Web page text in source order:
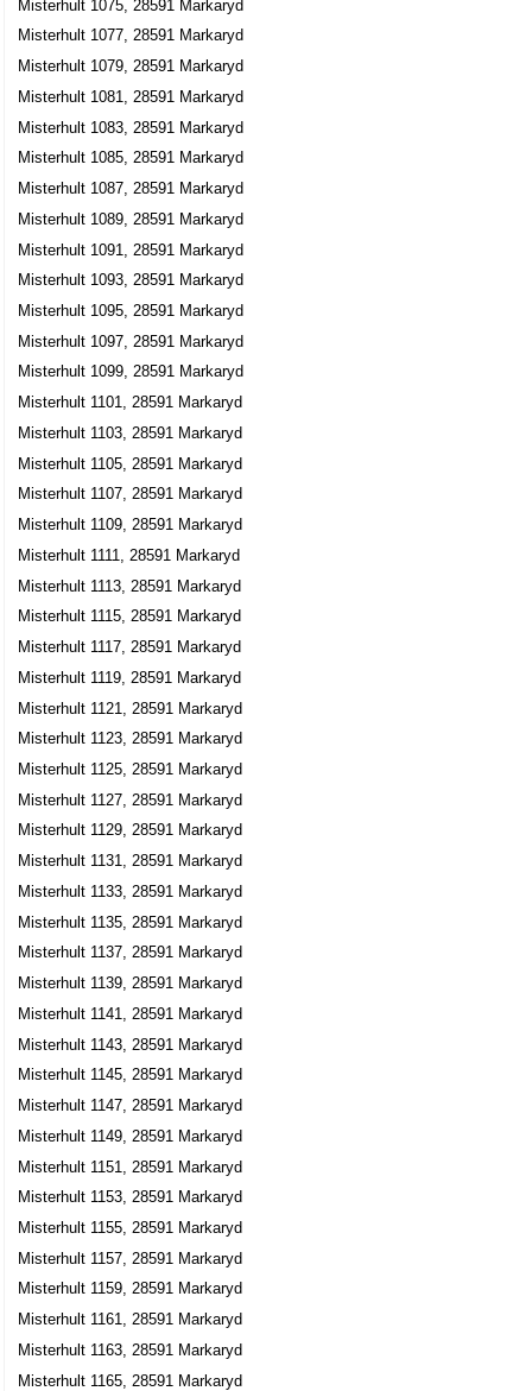
Misterhult 1075, 28591 Markaryd
Misterhult 1077, 28591 Markaryd
Misterhult 1079, 28591 Markaryd
Misterhult 1081, 28591 Markaryd
Misterhult 1083, 28591 Markaryd
Misterhult 1085, 28591 Markaryd
Misterhult 1087, 28591 Markaryd
Misterhult 1089, 28591 Markaryd
Misterhult 1091, 28591 Markaryd
Misterhult 1093, 28591 Markaryd
Misterhult 1095, 28591 Markaryd
Misterhult 1097, 28591 Markaryd
Misterhult 1099, 28591 Markaryd
Misterhult 1101, 28591 Markaryd
Misterhult 1103, 28591 Markaryd
Misterhult 1105, 28591 Markaryd
Misterhult 1107, 28591 Markaryd
Misterhult 1109, 28591 Markaryd
Misterhult 1111, 28591 Markaryd
Misterhult 1113, 28591 Markaryd
Misterhult 1115, 28591 Markaryd
Misterhult 1117, 28591 Markaryd
Misterhult 1119, 28591 Markaryd
Misterhult 1121, 28591 Markaryd
Misterhult 1123, 28591 Markaryd
Misterhult 1125, 28591 Markaryd
Misterhult 1127, 28591 Markaryd
Misterhult 1129, 28591 Markaryd
Misterhult 1131, 28591 Markaryd
Misterhult 1133, 28591 Markaryd
Misterhult 1135, 28591 Markaryd
Misterhult 1137, 28591 Markaryd
Misterhult 1139, 28591 Markaryd
Misterhult 1141, 28591 Markaryd
Misterhult 1143, 28591 Markaryd
Misterhult 1145, 28591 Markaryd
Misterhult 1147, 28591 Markaryd
Misterhult 1149, 28591 Markaryd
Misterhult 1151, 28591 Markaryd
Misterhult 1153, 28591 Markaryd
Misterhult 1155, 28591 Markaryd
Misterhult 1157, 28591 Markaryd
Misterhult 1159, 28591 Markaryd
Misterhult 1161, 28591 Markaryd
Misterhult 1163, 28591 Markaryd
Misterhult 1165, 28591 Markaryd